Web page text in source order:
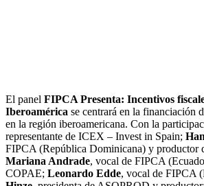
El panel FIPCA Presenta: Incentivos
Iberoamérica se centrará en la financiación
en la región iberoamericana. Con la
representante de ICEX – Invest in Spain;
FIPCA (República Dominicana) y productor
Mariana Andrade, vocal de FIPCA
COPAE; Leonardo Edde, vocal de FIPCA